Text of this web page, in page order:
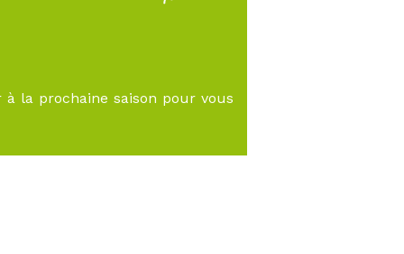
la prochaine saison pour vous